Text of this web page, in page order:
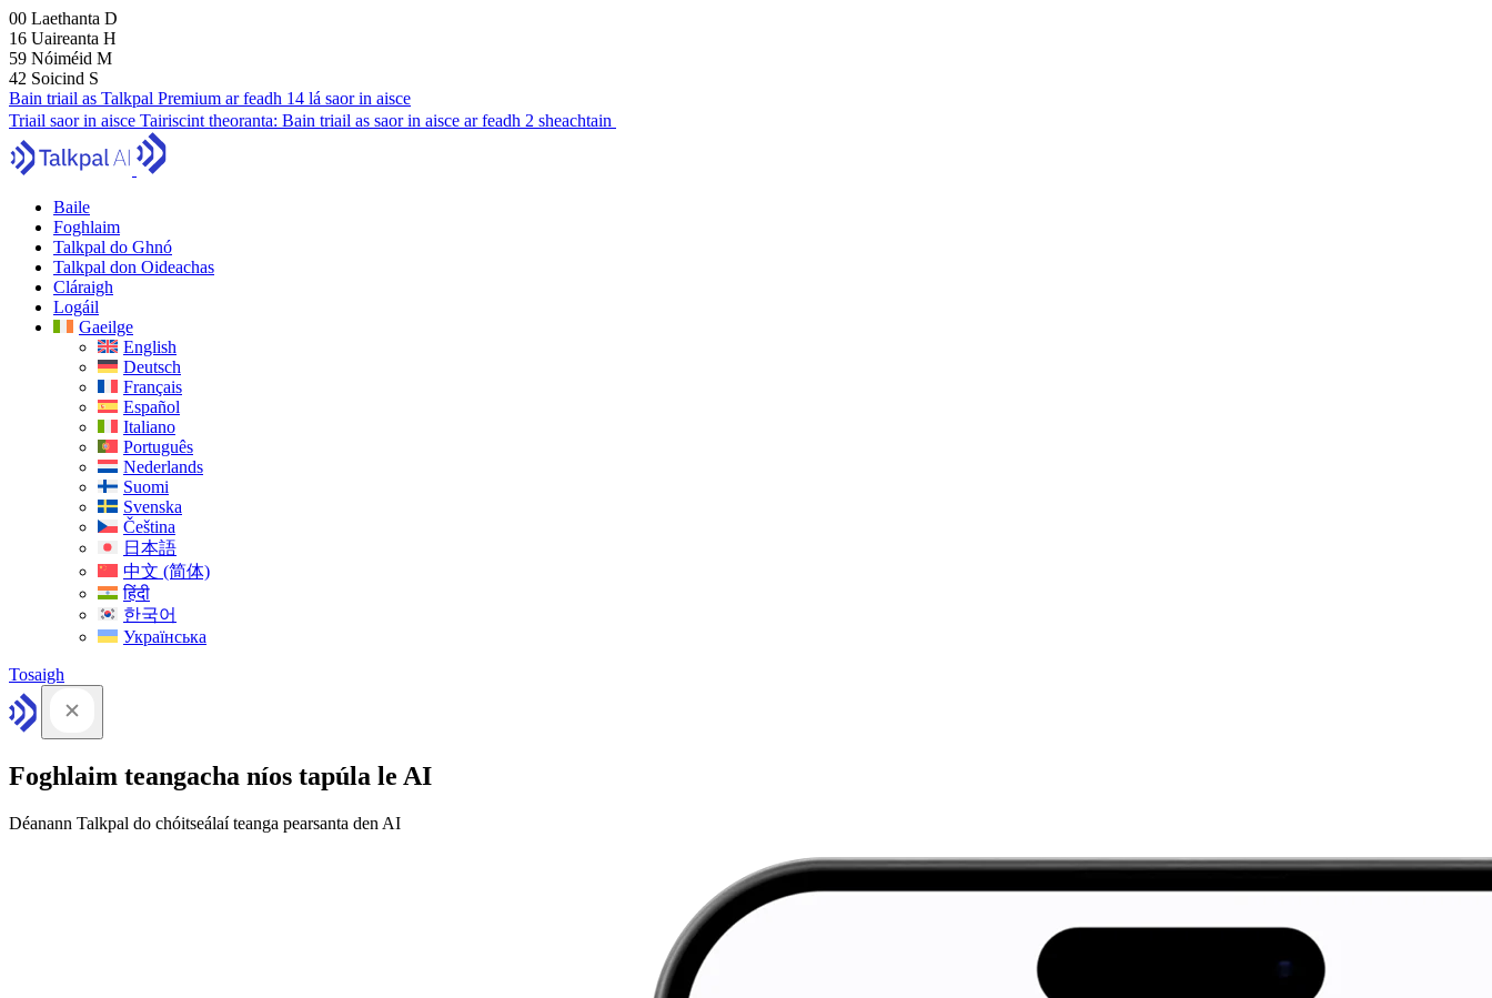
00 Laethanta D
16 Uaireanta H
59 Nóiméid M
41 Soicind S
Bain triail as Talkpal Premium ar feadh 14 lá saor in aisce
Triail saor in aisce Tairiscint theoranta: Bain triail as saor in aisce ar feadh 2 sheachtain
Baile
Foghlaim
Talkpal do Ghnó
Talkpal don Oideachas
Cláraigh
Logáil
Gaeilge
English
Deutsch
Français
Español
Italiano
Português
Nederlands
Suomi
Svenska
Čeština
日本語
中文 (简体)
हिंदी
한국어
Українська
Tosaigh
Foghlaim teangacha níos tapúla le AI
Déanann Talkpal do chóitseálaí teanga pearsanta den AI